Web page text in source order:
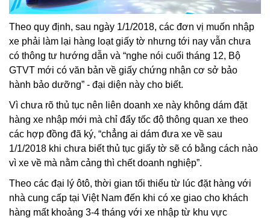
Theo quy định, sau ngày 1/1/2018, các đơn vị muốn nhập
xe phải làm lại hàng loạt giấy tờ nhưng tới nay vẫn chưa
có thông tư hướng dẫn và “nghe nói cuối tháng 12, Bộ
GTVT mới có văn bản về giấy chứng nhận cơ sở bảo
hành bảo dưỡng” - đại diện này cho biết.
Vì chưa rõ thủ tục nên liên doanh xe này không dám đặt
hàng xe nhập mới mà chỉ đẩy tốc độ thông quan xe theo
các hợp đồng đã ký, “chẳng ai dám đưa xe về sau
1/1/2018 khi chưa biết thủ tục giấy tờ sẽ có bằng cách nào
vì xe về mà nằm cảng thì chết doanh nghiệp”.
Theo các đại lý ôtô, thời gian tối thiểu từ lúc đặt hàng với
nhà cung cấp tại Việt Nam đến khi có xe giao cho khách
hàng mất khoảng 3-4 tháng với xe nhập từ khu vực